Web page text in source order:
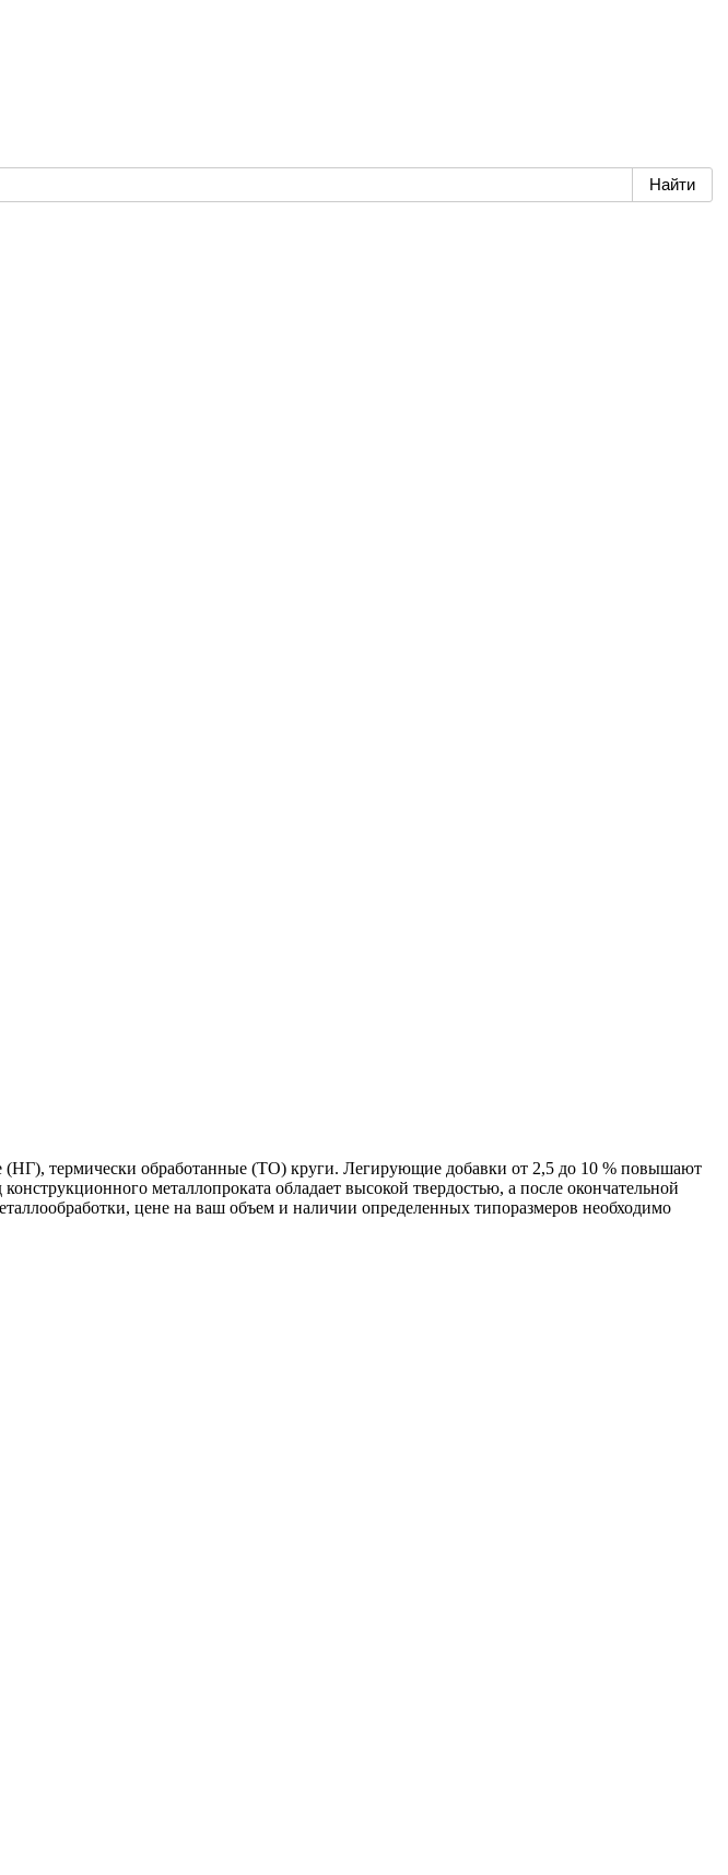
термически обработанные (ТО) круги. Легирующие добавки от 2,5 до 10 % повышают
металлопроката обладает высокой твердостью, а после окончательной
цене на ваш объем и наличии определенных типоразмеров необходимо